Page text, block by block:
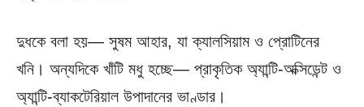
দুধকে বলা হয়— সুষম আহার, যা ক্যালসিয়াম ও প্রোটিনের
খনি। অন্যদিকে খাঁটি মধু হচ্ছে— প্রাকৃতিক অ্যান্টি-অক্সিডেন্ট ও
অ্যান্টি-ব্যাকটেরিয়াল উপাদানের ভাণ্ডার।